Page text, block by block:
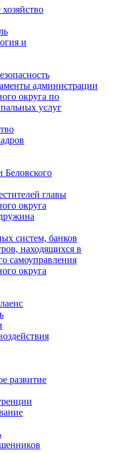
и
администрации
округа по
услуг
Беловского
главы
округа
систем, банков
находящихся в
самоуправления
округа
развитие